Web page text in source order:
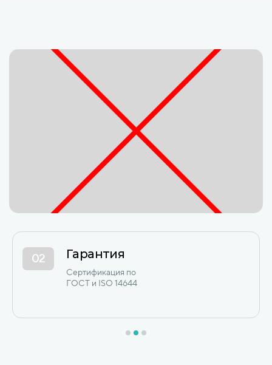
03 12+ лет опыта
Сотни коммерческих
и промышленных объектов